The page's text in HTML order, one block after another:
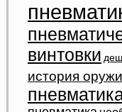
винтовки
история